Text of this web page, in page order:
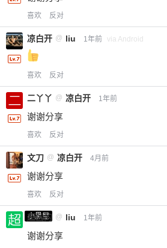
喜欢 反对
凉白开 @ liu 1年前 via Android
喜欢 反对
二丫丫 @ 凉白开 1年前
谢谢分享
喜欢 反对
文刀 @ 凉白开 4月前
谢谢分享
喜欢 反对
小黑屋
超凶的 @ liu 1年前
谢谢分享